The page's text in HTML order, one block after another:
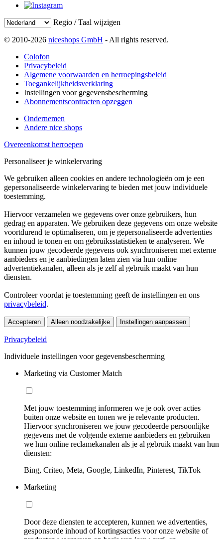
Regio / Taal wijzigen
© 2010-2026 niceshops GmbH - All rights reserved.
Colofon
Privacybeleid
Algemene voorwaarden en herroepingsbeleid
Toegankelijkheidsverklaring
Instellingen voor gegevensbescherming
Abonnementscontracten opzeggen
Ondernemen
Andere nice shops
Overeenkomst herroepen
Personaliseer je winkelervaring
We gebruiken alleen cookies en andere technologieën om je een
gepersonaliseerde winkelervaring te bieden met jouw individuele
toestemming.
Hiervoor verzamelen we gegevens over onze gebruikers, hun
gedrag en apparaten. We gebruiken deze gegevens om onze website
voortdurend te optimaliseren, om je gepersonaliseerde advertenties
en inhoud te tonen en om gebruiksstatistieken te analyseren. We
kunnen jouw gecodeerde gegevens ook synchroniseren met externe
aanbieders en je aanbiedingen laten zien via hun online
advertentiekanalen, alleen als je zelf al gebruik maakt van hun
diensten.
Controleer voordat je toestemming geeft de instellingen en ons
privacybeleid.
Accepteren Alleen noodzakelijke Instellingen aanpassen
Privacybeleid
Individuele instellingen voor gegevensbescherming
Marketing via Customer Match
Met jouw toestemming informeren we je ook over acties
buiten onze website en tonen we je relevante producten.
Hiervoor synchroniseren we jouw gecodeerde persoonlijke
gegevens met de volgende externe aanbieders en gebruiken
we hun online reclamekanalen als je al gebruik maakt van hun
diensten:
Bing, Criteo, Meta, Google, LinkedIn, Pinterest, TikTok
Marketing
Door deze diensten te accepteren, kunnen we advertenties,
gesponsorde inhoud of kortingsacties voor onze website of